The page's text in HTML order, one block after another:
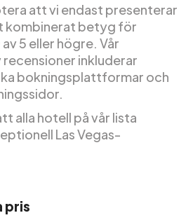
att vi endast presenterar
kombinerat betyg för
5 eller högre. Vår
recensioner inkluderar
bokningsplattformar och
alla hotell på vår lista
Las Vegas-
pris